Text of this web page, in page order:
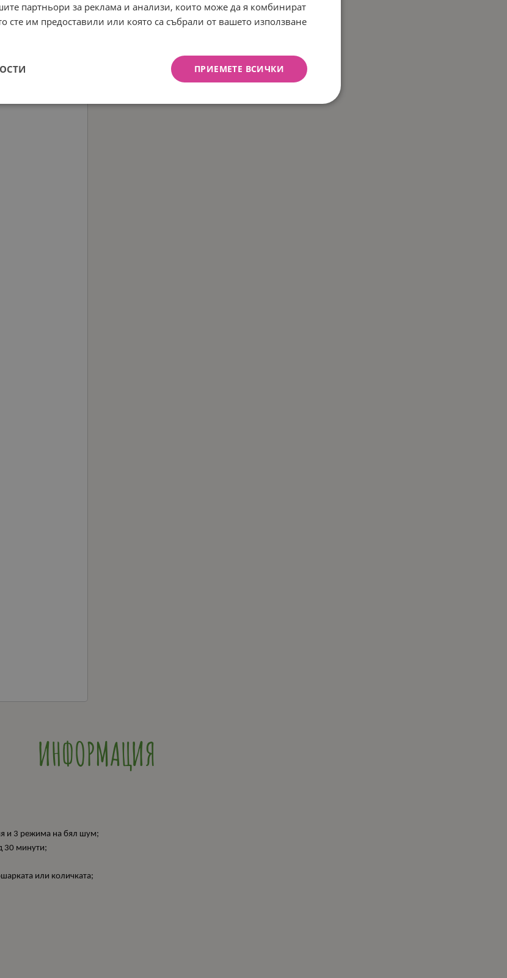
ИНФОРМАЦИЯ
и 3 режима на бял шум;
30 минути;
или количката;
партньори за реклама и анализи, които може да я комбинират
сте им предоставили или която са събрали от вашето използване
ПРИЕМЕТЕ ВСИЧКИ